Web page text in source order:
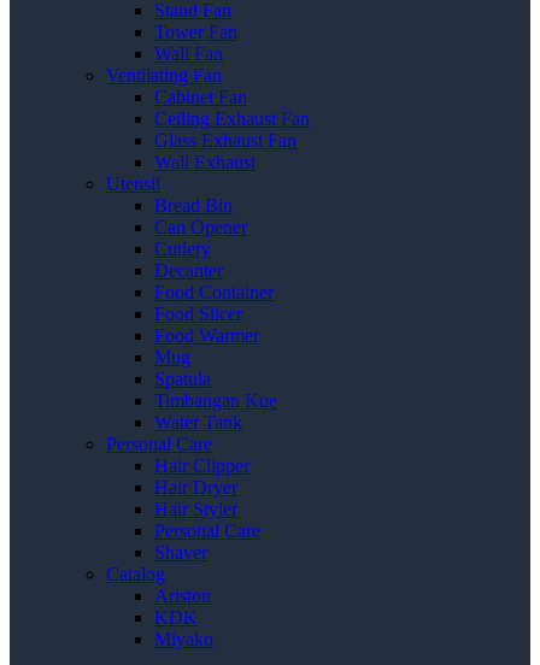
Stand Fan
Tower Fan
Wall Fan
Ventilating Fan
Cabinet Fan
Ceiling Exhaust Fan
Glass Exhaust Fan
Wall Exhaust
Utensil
Bread Bin
Can Opener
Cutlery
Decanter
Food Container
Food Slicer
Food Warmer
Mug
Spatula
Timbangan Kue
Water Tank
Personal Care
Hair Clipper
Hair Dryer
Hair Styler
Personal Care
Shaver
Catalog
Ariston
KDK
Miyako